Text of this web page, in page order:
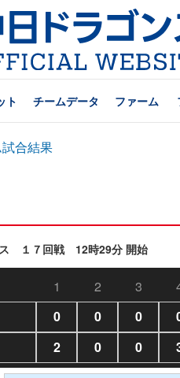
ト チームデータ ファーム
合結果
１７回戦 12時29分 開始
1 2 3
0 0 0
2 0 0